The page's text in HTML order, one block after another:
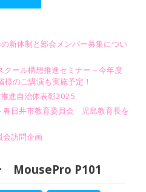
新体制と部会メンバー募集につい
クール構想推進セミナー～今年度
のご講演も実施予定！
推進自治体表彰2025
春日井市教育委員会 児島教育長を
会訪問企画
MousePro P101